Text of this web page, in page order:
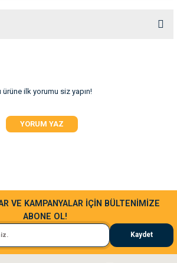
öneri formunu kullanarak tarafımıza
bilgiler bulunuyor.
alternatifler olmalı.
Gönder
ürüne ilk yorumu siz yapın!
YORUM YAZ
kargo fimrasın da bir sorun yaşadım ve arkadaşlar
VE KAMPANYALAR İÇİN BÜLTENİMİZE
ABONE OL!
Kaydet